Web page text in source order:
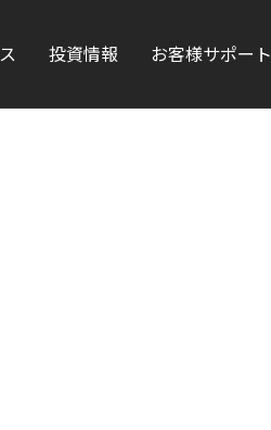
投資情報 お客様サポート